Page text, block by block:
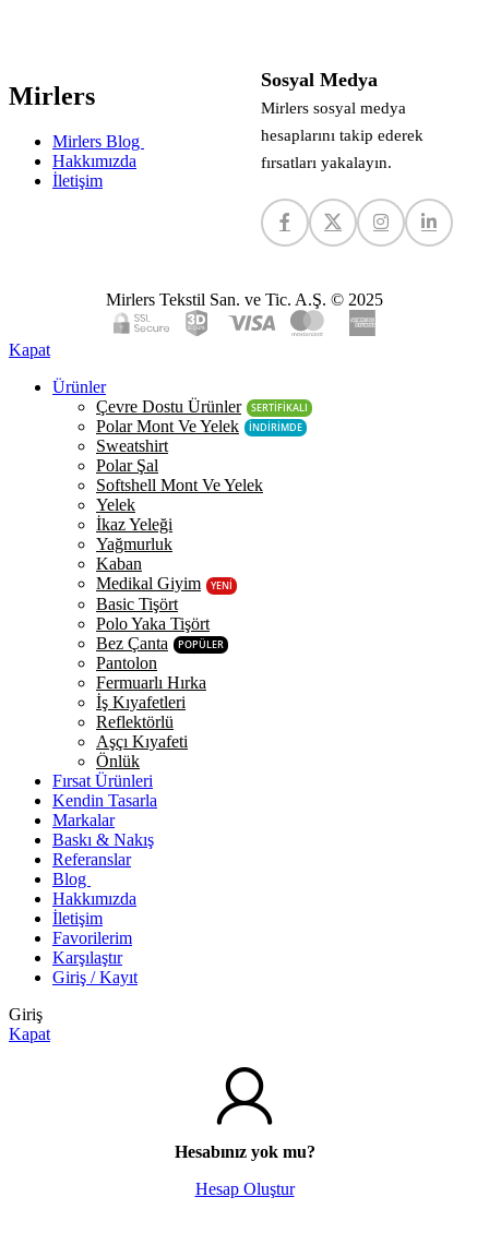
Mirlers
Mirlers Blog
Hakkımızda
İletişim
Sosyal Medya
Mirlers sosyal medya
hesaplarını takip ederek
fırsatları yakalayın.
Mirlers Tekstil San. ve Tic. A.Ş. © 2025
Kapat
Ürünler
Çevre Dostu Ürünler
SERTİFİKALI
Polar Mont Ve Yelek İNDİRİMDE
Sweatshirt
Polar Şal
Softshell Mont Ve Yelek
Yelek
İkaz Yeleği
Yağmurluk
Kaban
Medikal Giyim
YENİ
Basic Tişört
Polo Yaka Tişört
Bez Çanta
POPÜLER
Pantolon
Fermuarlı Hırka
İş Kıyafetleri
Reflektörlü
Aşçı Kıyafeti
Önlük
Fırsat Ürünleri
Kendin Tasarla
Markalar
Baskı & Nakış
Referanslar
Blog
Hakkımızda
İletişim
Favorilerim
Karşılaştır
Giriş / Kayıt
Giriş
Kapat
Hesabınız yok mu?
Hesap Oluştur